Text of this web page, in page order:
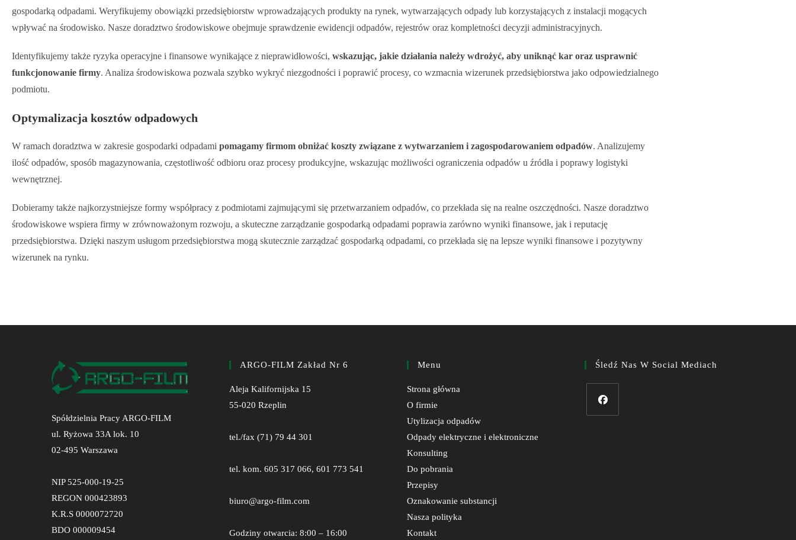
gospodarką odpadami. Weryfikujemy obowiązki przedsiębiorstw wprowadzających produkty na rynek, wytwarzających odpady lub korzystających z instalacji mogących
wpływać na środowisko. Nasze doradztwo środowiskowe obejmuje sprawdzenie ewidencji odpadów, rejestrów oraz kompletności decyzji administracyjnych.
Identyfikujemy także ryzyka operacyjne i finansowe wynikające z nieprawidłowości, wskazując, jakie działania należy wdrożyć, aby uniknąć kar oraz usprawnić
funkcjonowanie firmy. Analiza środowiskowa pozwala szybko wykryć niezgodności i poprawić procesy, co wzmacnia wizerunek przedsiębiorstwa jako odpowiedzialnego
podmiotu.
Optymalizacja kosztów odpadowych
W ramach doradztwa w zakresie gospodarki odpadami pomagamy firmom obniżać koszty związane z wytwarzaniem i zagospodarowaniem odpadów. Analizujemy
ilość odpadów, sposób magazynowania, częstotliwość odbioru oraz procesy produkcyjne, wskazując możliwości ograniczenia odpadów u źródła i poprawy logistyki
wewnętrznej.
Dobieramy także najkorzystniejsze formy współpracy z podmiotami zajmującymi się przetwarzaniem odpadów, co przekłada się na realne oszczędności. Nasze doradztwo
środowiskowe wspiera firmy w zrównoważonym rozwoju, a skuteczne zarządzanie gospodarką odpadami poprawia zarówno wyniki finansowe, jak i reputację
przedsiębiorstwa. Dzięki naszym usługom przedsiębiorstwa mogą skutecznie zarządzać gospodarką odpadami, co przekłada się na lepsze wyniki finansowe i pozytywny
wizerunek na rynku.
Spółdzielnia Pracy ARGO-FILM
ul. Ryżowa 33A lok. 10
02-495 Warszawa
NIP 525-000-19-25
REGON 000423893
K.R.S 0000072720
BDO 000009454
ARGO-FILM Zakład Nr 6
Aleja Kalifornijska 15
55-020 Rzeplin
tel./fax (71) 79 44 301
tel. kom. 605 317 066, 601 773 541
biuro@argo-film.com
Godziny otwarcia: 8:00 – 16:00
Menu
Strona główna
O firmie
Utylizacja odpadów
Odpady elektryczne i elektroniczne
Konsulting
Do pobrania
Przepisy
Oznakowanie substancji
Nasza polityka
Kontakt
Śledź Nas W Social Mediach